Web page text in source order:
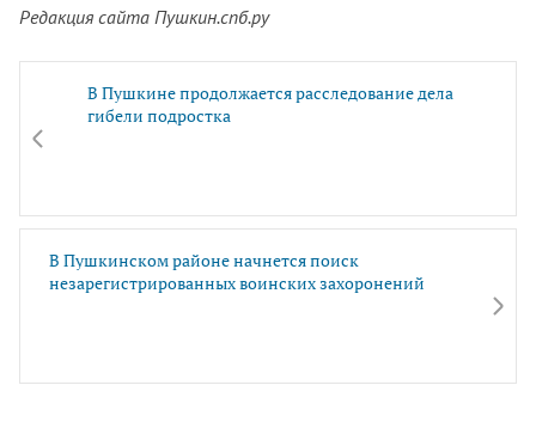
Редакция сайта Пушкин.спб.ру
В Пушкине продолжается расследование дела
гибели подростка
В Пушкинском районе начнется поиск
незарегистрированных воинских захоронений